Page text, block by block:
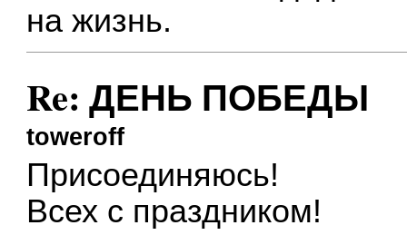
на жизнь.
Re: ДЕНЬ ПОБЕДЫ
toweroff
Присоединяюсь!
Всех с праздником!